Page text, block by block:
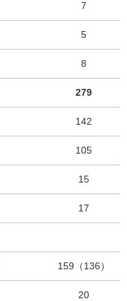
7
5
8
279
142
105
15
17
159（136）
20